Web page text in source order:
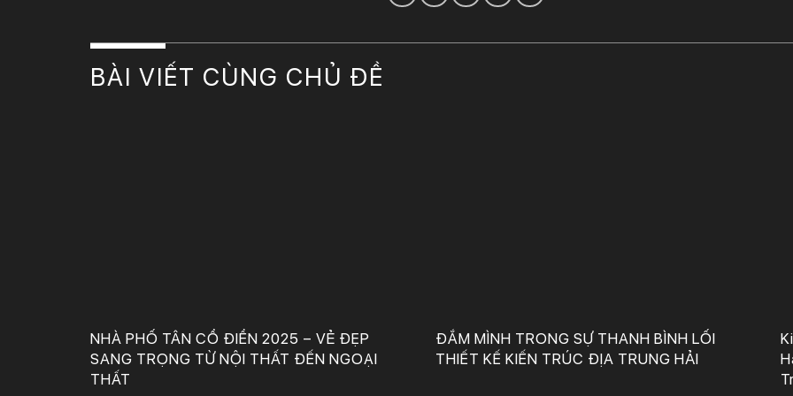
BÀI VIẾT CÙNG CHỦ ĐỀ
NHÀ PHỐ TÂN CỔ ĐIỂN 2025 – VẺ ĐẸP
SANG TRỌNG TỪ NỘI THẤT ĐẾN NGOẠI
THẤT
ĐẮM MÌNH TRONG SỰ THANH BÌNH LỐI
THIẾT KẾ KIẾN TRÚC ĐỊA TRUNG HẢI